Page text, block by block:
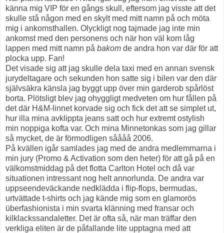
känna mig VIP för en gångs skull, eftersom jag visste att det
skulle stå någon med en skylt med mitt namn på och möta
mig i ankomsthallen. Olyckligt nog tajmade jag inte min
ankomst med den personens och när hon väl kom låg
lappen med mitt namn på bakom de andra hon var där för att
plocka upp. Fan!
Det visade sig att jag skulle dela taxi med en annan svensk
jurydeltagare och sekunden hon satte sig i bilen var den där
självsäkra känsla jag byggt upp över min garderob spårlöst
borta. Plötsligt blev jag ohyggligt medveten om hur fållen på
det där H&M-linnet korvade sig och fick det att se simplet ut,
hur illa mina avklippta jeans satt och hur extremt ostylish
min noppiga kofta var. Och mina Minnetonkas som jag gillar
så mycket, de är förmodligen såååå 2006.
På kvällen igår samlades jag med de andra medlemmarna i
min jury (Promo & Activation som den heter) för att gå på en
välkomstmiddag på det flotta Carlton Hotel och då var
situationen intressant nog helt annorlunda. De andra var
uppseendeväckande nedklädda i flip-flops, bermudas,
urtvättade t-shirts och jag kände mig som en glamorös
überfashionista i min svarta klänning med fransar och
kilklackssandaletter. Det är ofta så, när man träffar den
verkliga eliten är de påfallande lite upptagna med att